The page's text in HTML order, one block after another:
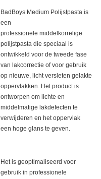
BadBoys Medium Polijstpasta is
een
professionele middelkorrelige
polijstpasta die speciaal is
ontwikkeld voor de tweede fase
van lakcorrectie of voor gebruik
op nieuwe, licht versleten gelakte
oppervlakken. Het product is
ontworpen om lichte en
middelmatige lakdefecten te
verwijderen en het oppervlak
een hoge glans te geven.
Het is geoptimaliseerd voor
gebruik in professionele